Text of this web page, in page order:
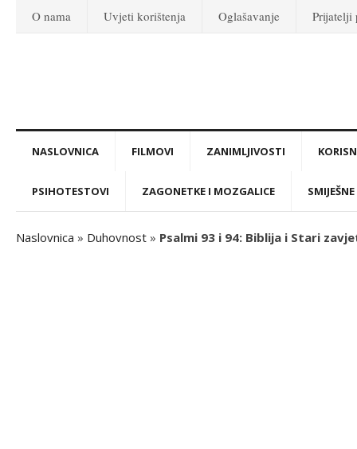
O nama Uvjeti korištenja Oglašavanje Prijatelji
NASLOVNICA FILMOVI ZANIMLJIVOSTI
PSIHOTESTOVI ZAGONETKE I MOZGALICE
Naslovnica » Duhovnost » Psalmi 93 i 94: Biblija i Stari